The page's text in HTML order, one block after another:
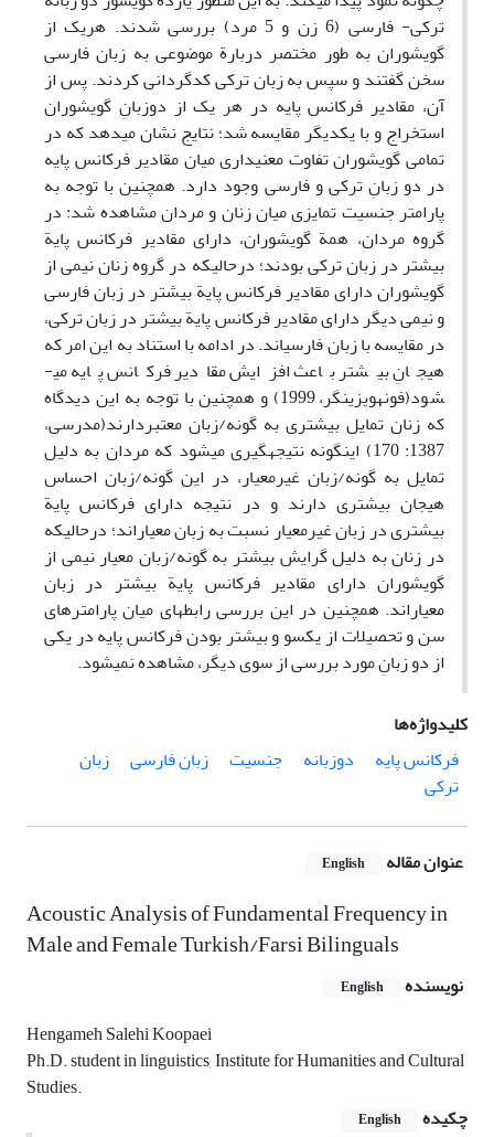
ترکی- فارسی (6 زن و 5 مرد) بررسی شدند. هریک از
گویشوران به­ طور مختصر دربارة موضوعی به زبان فارسی
سخن گفتند و سپس به زبان ترکی کدگردانی کردند. پس از
آن، مقادیر فرکانس پایه در هر یک از دوزبانِ گویشوران
استخراج و با یکدیگر مقایسه شد؛ نتایج نشان می­دهد که در
تمامی گویشوران تفاوت معنی­داری میان مقادیر فرکانس پایه
در دو زبانِ ترکی و فارسی وجود دارد. همچنین با توجه به
پارامتر جنسیت تمایزی میان زنان و مردان مشاهده شد: در
گروه مردان، همة گویشوران، دارای مقادیر فرکانس پایة
بیشتر در زبان ترکی بودند؛ درحالیکه در گروه زنان نیمی از
گویشوران دارای مقادیر فرکانس پایة بیشتر در زبان فارسی
و نیمی دیگر دارای مقادیر فرکانس پایة بیشتر در زبان ترکی،
در مقایسه با زبان فارسی­اند. در ادامه با استناد به این امر که
هیجانِ بیشتر باعث افزایش مقادیر فرکانس پایه می­
شود(فون­هویزینگر، 1999) و همچنین با توجه به این دیدگاه
که زنان تمایل بیشتری به گونه/زبان معتبردارند(مدرسی،
1387: 170) اینگونه نتیجه­گیری می­شود که مردان به ­دلیل
تمایل به گونه/زبان غیرمعیار، در این گونه/زبان احساس
هیجان بیشتری دارند و در نتیجه دارای فرکانس پایة
بیشتری در زبان غیرمعیار نسبت به زبان معیاراند؛ درحالیکه
در زنان به دلیل گرایش بیشتر به گونه/زبان معیار نیمی از
گویشوران دارای مقادیر فرکانس پایة بیشتر در زبان
معیاراند. همچنین در این بررسی رابطه­ای میان پارامترهای
سن و تحصیلات از یک­سو و بیشتر بودن فرکانس پایه در یکی
از دو زبانِ مورد بررسی از سوی دیگر، مشاهده نمی­شود.
کلیدواژه‌ها
فرکانس پایه
دوزبانه جنسیت زبان فارسی
زبان
ترکی
عنوان مقاله English
Acoustic Analysis of Fundamental Frequency in
Male and Female Turkish/Farsi Bilinguals
نویسنده English
Hengameh Salehi Koopaei
Ph.D. student in linguistics, Institute for Humanities and Cultural
Studies.
چکیده
English